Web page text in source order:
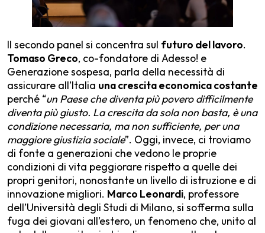
Il secondo panel si concentra sul futuro del lavoro.
Tomaso Greco, co-fondatore di Adesso! e
Generazione sospesa, parla della necessità di
assicurare all’Italia una crescita economica costante
perché “un Paese che diventa più povero difficilmente
diventa più giusto. La crescita da sola non basta, è una
condizione necessaria, ma non sufficiente, per una
maggiore giustizia sociale”. Oggi, invece, ci troviamo
di fonte a generazioni che vedono le proprie
condizioni di vita peggiorare rispetto a quelle dei
propri genitori, nonostante un livello di istruzione e di
innovazione migliori. Marco Leonardi, professore
dell’Università degli Studi di Milano, si sofferma sulla
fuga dei giovani all’estero, un fenomeno che, unito al